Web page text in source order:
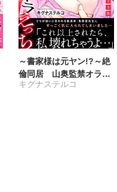
～書家様は元ヤン!?～絶
倫同居 山奥監禁オラオ
ラえっち【完全版】
キグナステルコ